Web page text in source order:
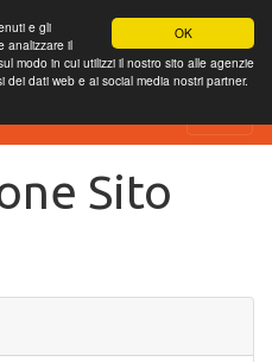
OK
e gli
analizzare il
modo in cui utilizzi il nostro sito alle agenzie
dati web e ai social media nostri partner.
Sito